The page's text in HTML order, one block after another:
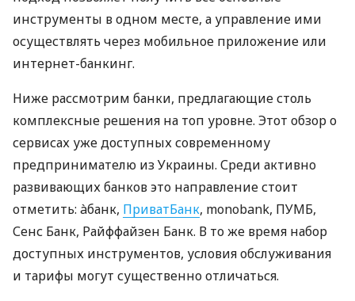
инструменты в одном месте, а управление ими
осуществлять через мобильное приложение или
интернет-банкинг.
Ниже рассмотрим банки, предлагающие столь
комплексные решения на топ уровне. Этот обзор о
сервисах уже доступных современному
предпринимателю из Украины. Среди активно
развивающих банков это направление стоит
отметить: àбанк, ПриватБанк, monobank, ПУМБ,
Сенс Банк, Райффайзен Банк. В то же время набор
доступных инструментов, условия обслуживания
и тарифы могут существенно отличаться.